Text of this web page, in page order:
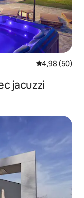
Évaluation
4,98 (50)
jacuzzi